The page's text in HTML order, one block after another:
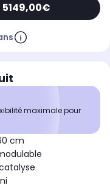
5149,00€
maximale pour
cm